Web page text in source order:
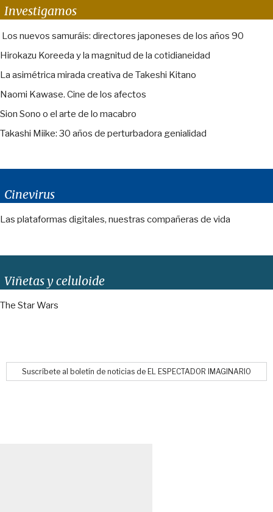
Investigamos
Los nuevos samuráis: directores japoneses de los años 90
Hirokazu Koreeda y la magnitud de la cotidianeidad
La asimétrica mirada creativa de Takeshi Kitano
Naomi Kawase. Cine de los afectos
Sion Sono o el arte de lo macabro
Takashi Miike: 30 años de perturbadora genialidad
Cinevirus
Las plataformas digitales, nuestras compañeras de vida
Viñetas y celuloide
The Star Wars
Suscríbete al boletín de noticias de EL ESPECTADOR IMAGINARIO